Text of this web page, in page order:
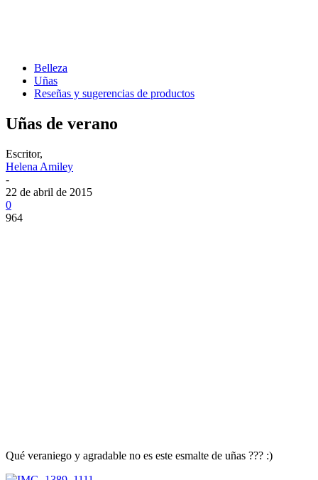
Belleza
Uñas
Reseñas y sugerencias de productos
Uñas de verano
Escritor,
Helena Amiley
-
22 de abril de 2015
0
964
Qué veraniego y agradable no es este esmalte de uñas ??? :)